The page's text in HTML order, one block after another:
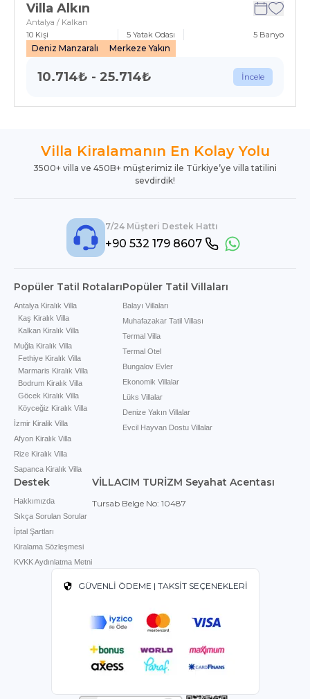
Villa Alkın
Antalya / Kalkan
10 Kişi 5 Yatak Odası 5 Banyo
Deniz Manzaralı Merkeze Yakın
10.714₺ - 25.714₺ İncele
Villa Kiralamanın En Kolay Yolu
3500+ villa ve 450B+ müşterimiz ile Türkiye’ye villa tatilini
sevdirdik!
7/24 Müşteri Destek Hattı
+90 532 179 8607
Popüler Tatil Rotaları
Antalya Kiralık Villa
Kaş Kiralık Villa
Kalkan Kiralık Villa
Muğla Kiralık Villa
Fethiye Kiralık Villa
Marmaris Kiralık Villa
Bodrum Kiralık Villa
Göcek Kiralık Villa
Köyceğiz Kiralık Villa
İzmir Kiralik Villa
Afyon Kiralık Villa
Rize Kiralık Villa
Sapanca Kiralık Villa
Popüler Tatil Villaları
Balayı Villaları
Muhafazakar Tatil Villası
Termal Villa
Termal Otel
Bungalov Evler
Ekonomik Villalar
Lüks Villalar
Denize Yakın Villalar
Evcil Hayvan Dostu Villalar
Destek
Hakkımızda
Sıkça Sorulan Sorular
İptal Şartları
Kiralama Sözleşmesi
KVKK Aydınlatma Metni
VİLLACIM TURİZM Seyahat Acentası
Tursab Belge No: 10487
GÜVENLİ ÖDEME | TAKSİT SEÇENEKLERİ